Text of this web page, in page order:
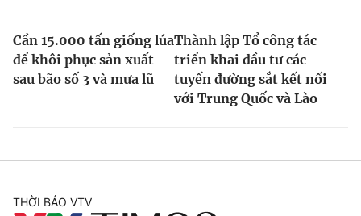
Cần 15.000 tấn giống lúa
để khôi phục sản xuất
sau bão số 3 và mưa lũ
Thành lập Tổ công tác
triển khai đầu tư các
tuyến đường sắt kết nối
với Trung Quốc và Lào
THỜI BÁO VTV